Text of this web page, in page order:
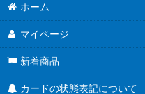
ホーム
マイページ
新着商品
カードの状態表記について